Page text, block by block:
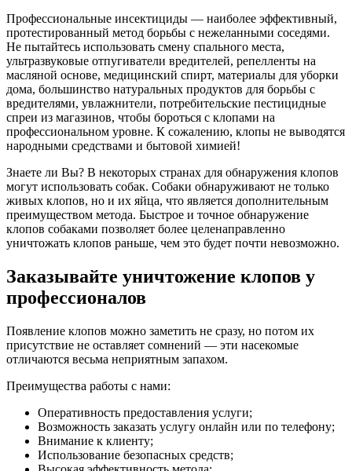
Профессиональные инсектициды — наиболее эффективный,
протестированный метод борьбы с нежеланными соседями.
Не пытайтесь использовать смену спального места,
ультразвуковые отпугиватели вредителей, репелленты на
масляной основе, медицинский спирт, материалы для уборки
дома, большинство натуральных продуктов для борьбы с
вредителями, увлажнители, потребительские пестицидные
спреи из магазинов, чтобы бороться с клопами на
профессиональном уровне. К сожалению, клопы не выводятся
народными средствами и бытовой химией!
Знаете ли Вы? В некоторых странах для обнаружения клопов
могут использовать собак. Собаки обнаруживают не только
живых клопов, но и их яйца, что является дополнительным
преимуществом метода. Быстрое и точное обнаружение
клопов собаками позволяет более целенаправленно
уничтожать клопов раньше, чем это будет почти невозможно.
Заказывайте уничтожение клопов у
профессионалов
Появление клопов можно заметить не сразу, но потом их
присутствие не оставляет сомнений — эти насекомые
отличаются весьма неприятным запахом.
Преимущества работы с нами:
Оперативность предоставления услуги;
Возможность заказать услугу онлайн или по телефону;
Внимание к клиенту;
Использование безопасных средств;